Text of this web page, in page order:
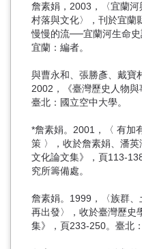
詹素娟，2003，〈宜蘭
村落與文化〉，刊於宜蘭
慢慢的流──宜蘭河生命史
宜蘭：編者。
與曹永和、張勝彥、戴寶
2002，《臺灣歷史人物與
臺北：國立空中大學。
*詹素娟。2001，〈 有加
策 〉，收於詹素娟、潘
文化論文集》，頁113-
究所籌備處。
詹素娟。1999，〈族群
再出發〉，收於臺灣歷史
集》，頁233-250。臺北